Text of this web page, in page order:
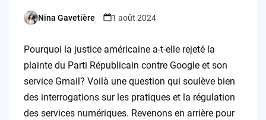
Posted
Nina Gavetière 1 août 2024
Pourquoi la justice américaine a-t-elle rejeté la
plainte du Parti Républicain contre Google et son
service Gmail? Voilà une question qui soulève bien
des interrogations sur les pratiques et la régulation
des services numériques. Revenons en arrière pour